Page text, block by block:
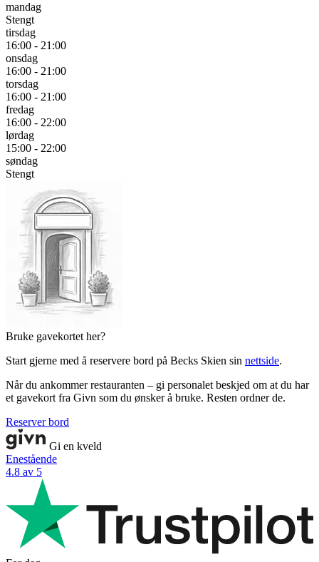
mandag
Stengt
tirsdag
16:00 - 21:00
onsdag
16:00 - 21:00
torsdag
16:00 - 21:00
fredag
16:00 - 22:00
lørdag
15:00 - 22:00
søndag
Stengt
Bruke gavekortet her?
Start gjerne med å reservere bord på Becks Skien sin nettside.
Når du ankommer restauranten – gi personalet beskjed om at du har
et gavekort fra Givn som du ønsker å bruke. Resten ordner de.
Reserver bord
Gi en kveld
Enestående
4.8 av 5